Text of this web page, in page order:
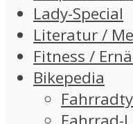
Lady-Special
Literatur /
Fitness /
Bikepedia